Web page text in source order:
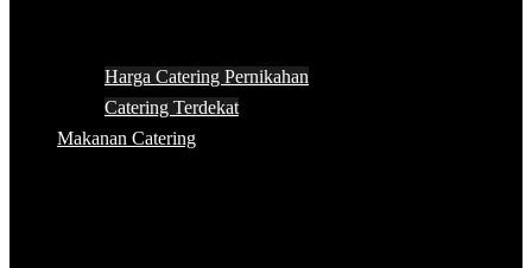
Harga Catering Pernikahan
Catering Terdekat
Makanan Catering